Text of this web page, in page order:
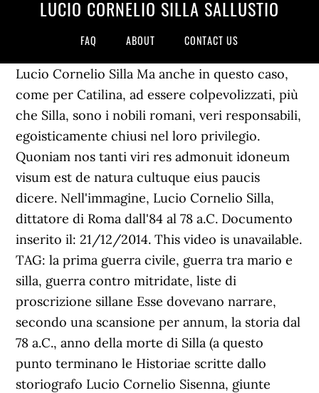
LUCIO CORNELIO SILLA SALLUSTIO
FAQ ABOUT CONTACT US
Lucio Cornelio Silla Ma anche in questo caso,
come per Catilina, ad essere colpevolizzati, più
che Silla, sono i nobili romani, veri responsabili,
egoisticamente chiusi nel loro privilegio.
Quoniam nos tanti viri res admonuit idoneum
visum est de natura cultuque eius paucis
dicere. Nell'immagine, Lucio Cornelio Silla,
dittatore di Roma dall'84 al 78 a.C. Documento
inserito il: 21/12/2014. This video is unavailable.
TAG: la prima guerra civile, guerra tra mario e
silla, guerra contro mitridate, liste di
proscrizione sillane Esse dovevano narrare,
secondo una scansione per annum, la storia dal
78 a.C., anno della morte di Silla (a questo
punto terminano le Historiae scritte dallo
storiografo Lucio Cornelio Sisenna, giunte